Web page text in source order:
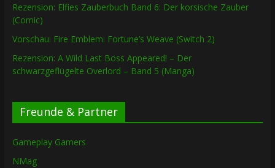
Rezension: Elfies Zauberbuch Band 6: Der korsische Zauber
(Comic)
Vorschau: Fire Emblem: Fortune’s Weave (Switch 2)
Rezension: A Wild Last Boss Appeared! – Der
schwarzgeflügelte Overlord – Band 5 (Manga)
Freunde & Partner
Gameplay Gamers
NMag